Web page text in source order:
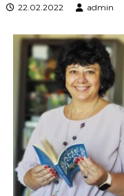
22.02.2022 admin